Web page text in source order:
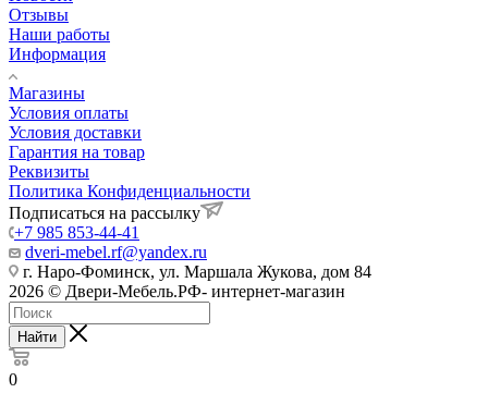
Отзывы
Наши работы
Информация
Магазины
Условия оплаты
Условия доставки
Гарантия на товар
Реквизиты
Политика Конфиденциальности
Подписаться на рассылку
+7 985 853-44-41
dveri-mebel.rf@yandex.ru
г. Наро-Фоминск, ул. Маршала Жукова, дом 84
2026 © Двери-Мебель.РФ- интернет-магазин
Найти
0